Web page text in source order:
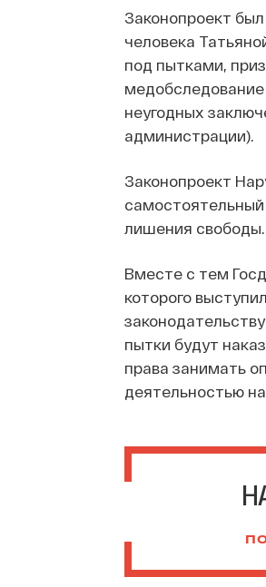
Законопроект
человека
под пытками,
медобследование
неугодных
администрации).
Законопроект
лишения свободы.
Вместе с тем
которого
пытки будут
права занимать
деятельностью